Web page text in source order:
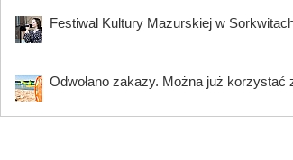
Festiwal Kultury Mazurskiej w
Odwołano zakazy. Można już korzystać